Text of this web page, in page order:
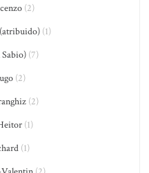
(2)
(1)
(7)
(2)
(2)
(1)
(1)